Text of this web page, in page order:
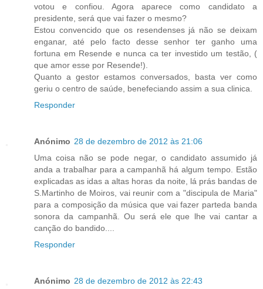
votou e confiou. Agora aparece como candidato a
presidente, será que vai fazer o mesmo?
Estou convencido que os resendenses já não se deixam
enganar, até pelo facto desse senhor ter ganho uma
fortuna em Resende e nunca ca ter investido um testão, (
que amor esse por Resende!).
Quanto a gestor estamos conversados, basta ver como
geriu o centro de saúde, benefeciando assim a sua clinica.
Responder
Anónimo 28 de dezembro de 2012 às 21:06
Uma coisa não se pode negar, o candidato assumido já
anda a trabalhar para a campanhã há algum tempo. Estão
explicadas as idas a altas horas da noite, lá prás bandas de
S.Martinho de Moiros, vai reunir com a "discipula de Maria"
para a composição da música que vai fazer parteda banda
sonora da campanhã. Ou será ele que lhe vai cantar a
canção do bandido....
Responder
Anónimo 28 de dezembro de 2012 às 22:43